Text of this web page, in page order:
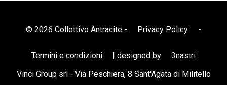
© 2026 Collettivo Antracite - Privacy Policy -
Termini e condizioni | designed by
3nastri
Vinci Group srl - Via Peschiera, 8 Sant'Agata di Militello